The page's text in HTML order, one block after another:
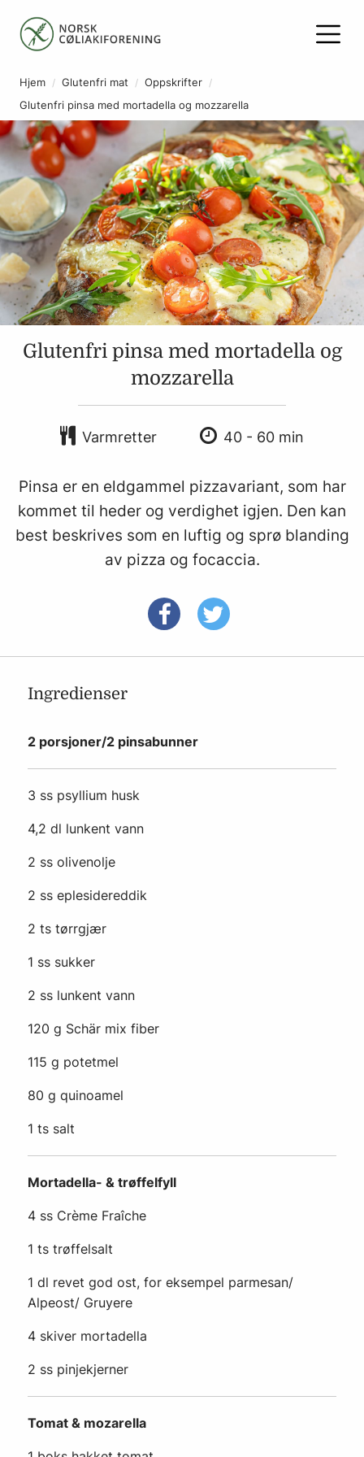
Hjem Glutenfri mat
Oppskrifter
Glutenfri pinsa med mortadella og mozzarella
Glutenfri pinsa med mortadella og
mozzarella
Varmretter 40 - 60 min
Pinsa er en eldgammel pizzavariant, som har
kommet til heder og verdighet igjen. Den kan
best beskrives som en luftig og sprø blanding
av pizza og focaccia.
Ingredienser
2 porsjoner/2 pinsabunner
3 ss psyllium husk
4,2 dl lunkent vann
2 ss olivenolje
2 ss eplesidereddik
2 ts tørrgjær
1 ss sukker
2 ss lunkent vann
120 g Schär mix fiber
115 g potetmel
80 g quinoamel
1 ts salt
Mortadella- & trøffelfyll
4 ss Crème Fraîche
1 ts trøffelsalt
1 dl revet god ost, for eksempel parmesan/
Alpeost/ Gruyere
4 skiver mortadella
2 ss pinjekjerner
Tomat & mozarella